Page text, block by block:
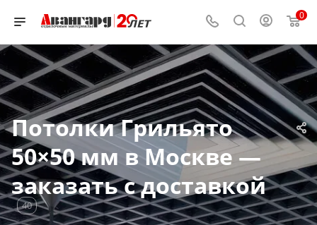
0
Потолки Грильято
50×50 мм в Москве —
заказать с доставкой
40